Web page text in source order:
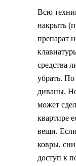
Всю
накрыть
препарат
средства
убрать.
диваны.
может
квартире
вещи.
ковры,
доступ к